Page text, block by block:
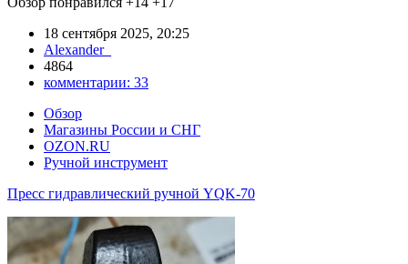
18 сентября 2025, 20:25
Alexander_
4864
комментарии: 33
Обзор
Магазины России и СНГ
OZON.RU
Ручной инструмент
Пресс гидравлический ручной YQK-70